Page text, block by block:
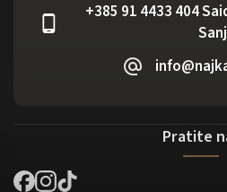
+385 91 4433 404
Pratite